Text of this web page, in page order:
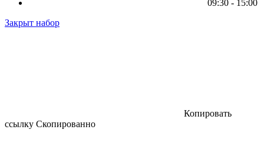
09:30 - 15:00
Закрыт набор
Копировать
ссылку Скопированно